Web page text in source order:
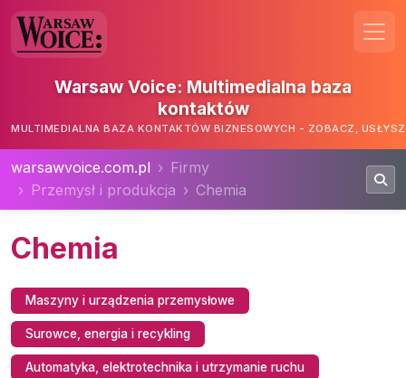
Warsaw Voice: Multimedialna baza
kontaktów
MULTIMEDIALNA BAZA KONTAKTÓW BIZNESOWYCH - ZOBACZ,
warsawvoice.com.pl
Firmy
Przemysł i produkcja
Chemia
Chemia
Maszyny i urządzenia przemysłowe
Surowce, energia i recykling
Automatyka, elektrotechnika i utrzymanie ruchu